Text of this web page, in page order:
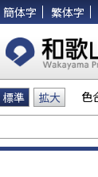
簡体字 繁体字
標準 拡大 色